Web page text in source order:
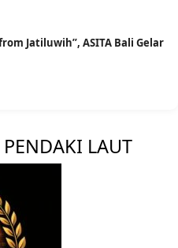
Jatiluwih”, ASITA Bali Gelar
LAUT